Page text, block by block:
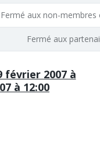
Fermé aux non-membres
Fermé aux
février 2007 à
à 12:00